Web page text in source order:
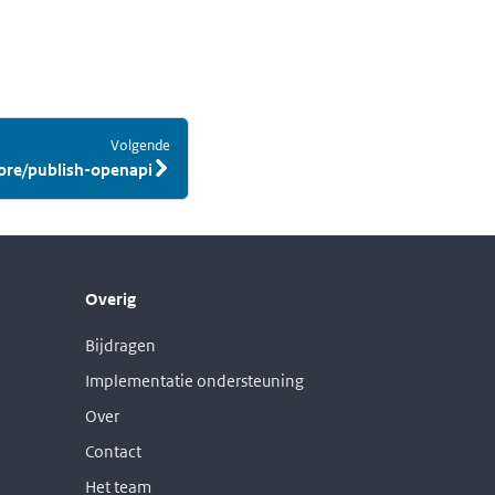
Volgende
publish-openapi
Overig
Bijdragen
Implementatie ondersteuning
Over
Contact
Het team